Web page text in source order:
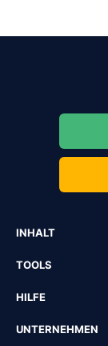
INHALT
TOOLS
HILFE
UNTERNEHMEN